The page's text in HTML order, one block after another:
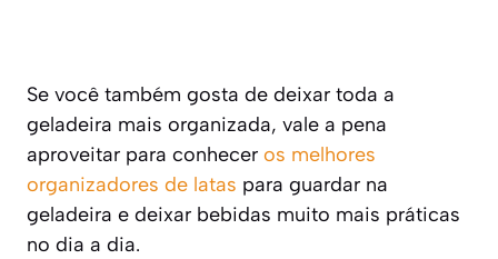
Se você também gosta de deixar toda a
geladeira mais organizada, vale a pena
aproveitar para conhecer os melhores
organizadores de latas para guardar na
geladeira e deixar bebidas muito mais práticas
no dia a dia.